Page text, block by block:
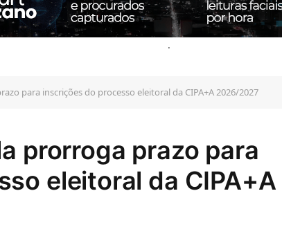
.
para inscrições do processo eleitoral da CIPA+A 2026/2027
prorroga prazo para
eleitoral da CIPA+A